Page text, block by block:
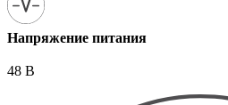
Напряжение питания
48 В